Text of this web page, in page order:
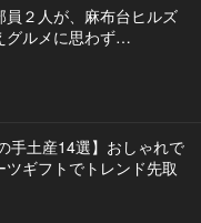
員２人が、麻布台ヒルズ
グルメに思わず…
手土産14選】おしゃれで
ギフトでトレンド先取